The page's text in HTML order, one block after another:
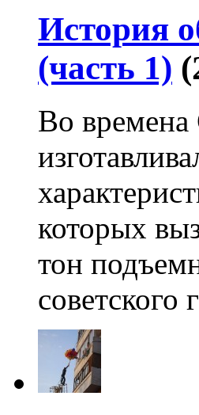
История
(часть 1)
Во времена
которых
тон
советского